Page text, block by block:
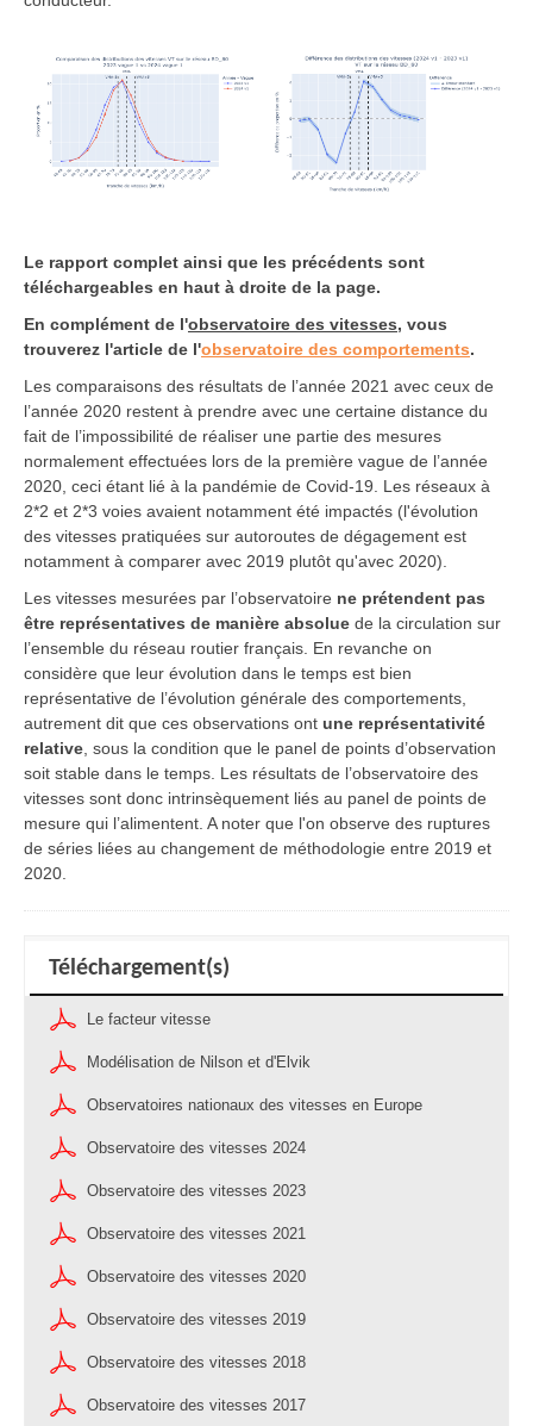
Le rapport complet ainsi que les précédents sont
téléchargeables en haut à droite de la page.
En complément de l'observatoire des vitesses, vous
trouverez l'article de l'observatoire des comportements.
Les comparaisons des résultats de l’année 2021 avec ceux de
l’année 2020 restent à prendre avec une certaine distance du
fait de l’impossibilité de réaliser une partie des mesures
normalement effectuées lors de la première vague de l’année
2020, ceci étant lié à la pandémie de Covid-19. Les réseaux à
2*2 et 2*3 voies avaient notamment été impactés (l'évolution
des vitesses pratiquées sur autoroutes de dégagement est
notamment à comparer avec 2019 plutôt qu'avec 2020).
Les vitesses mesurées par l’observatoire ne prétendent pas
être représentatives de manière absolue de la circulation sur
l’ensemble du réseau routier français. En revanche on
considère que leur évolution dans le temps est bien
représentative de l’évolution générale des comportements,
autrement dit que ces observations ont une représentativité
relative , sous la condition que le panel de points d’observation
soit stable dans le temps. Les résultats de l’observatoire des
vitesses sont donc intrinsèquement liés au panel de points de
mesure qui l’alimentent. A noter que l'on observe des ruptures
de séries liées au changement de méthodologie entre 2019 et
2020.
Téléchargement(s)
Le facteur vitesse
Modélisation de Nilson et d'Elvik
Observatoires nationaux des vitesses en Europe
Observatoire des vitesses 2024
Observatoire des vitesses 2023
Observatoire des vitesses 2021
Observatoire des vitesses 2020
Observatoire des vitesses 2019
Observatoire des vitesses 2018
Observatoire des vitesses 2017